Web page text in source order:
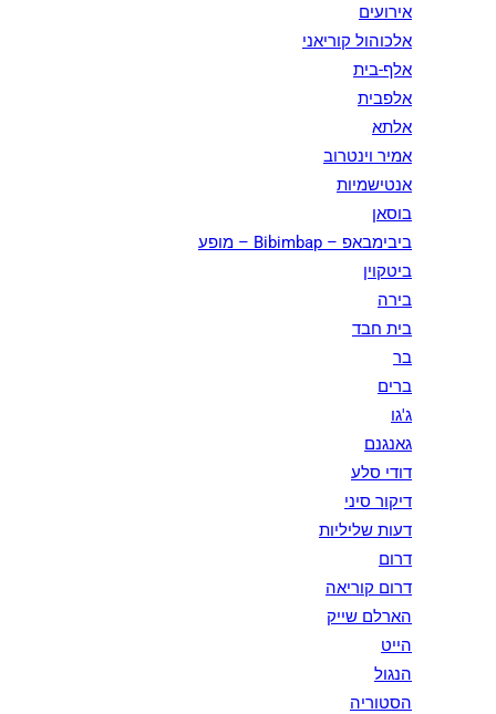
אירועים
אלכוהול קוריאני
אלף-בית
אלפבית
אלתא
אמיר וינטרוב
אנטישמיות
בוסאן
ביבימבאפ – Bibimbap – מופע
ביטקוין
בירה
בית חבד
בר
ברים
ג'גו
גאנגנם
דודי סלע
דיקור סיני
דעות שליליות
דרום
דרום קוריאה
הארלם שייק
הייט
הנגול
הסטוריה